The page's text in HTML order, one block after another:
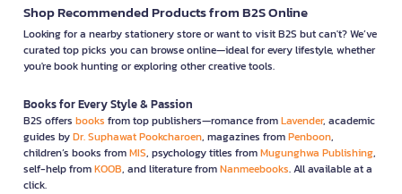
Shop Recommended Products from B2S Online
Looking for a nearby stationery store or want to visit B2S but can't? We’ve
curated top picks you can browse online—ideal for every lifestyle, whether
you're book hunting or exploring other creative tools.
Books for Every Style & Passion
B2S offers books from top publishers—romance fromLavender, academic
guides byDr. Suphawat Pookcharoen, magazines fromPenboon,
children’s books fromMIS, psychology titles fromMugunghwa Publishing,
self-help fromKOOB, and literature fromNanmeebooks. All available at a
click.